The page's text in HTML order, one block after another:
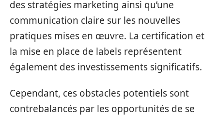
des stratégies marketing ainsi qu’une
communication claire sur les nouvelles
pratiques mises en œuvre. La certification et
la mise en place de labels représentent
également des investissements significatifs.
Cependant, ces obstacles potentiels sont
contrebalancés par les opportunités de se